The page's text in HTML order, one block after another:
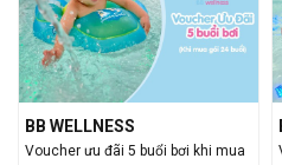
BB WELLNESS
Voucher ưu đãi 5 buổi bơi khi mua